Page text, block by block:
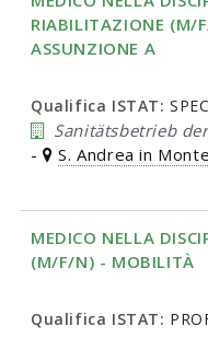
RIABILITAZIONE (M/
ASSUNZIONE A
Qualifica ISTAT:
Sanitätsbetrieb
-
S. Andrea in
MEDICO NELLA
(M/F/N) - MOBILITÀ
Qualifica ISTAT: